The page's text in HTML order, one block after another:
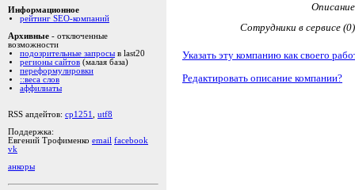
Информационное
рейтинг SEO-компаний
Архивные - отключенные
возможности
подозрительные запросы в last20
регионы сайтов (малая база)
переформулировки
::веса слов
аффилиаты
RSS апдейтов: cp1251
utf8
Поддержка:
Евгений Трофименко email facebook
vk
анкоры
Описание
Сотрудники в сервисе (0)
Указать эту компанию как своего
Редактировать описание компании?